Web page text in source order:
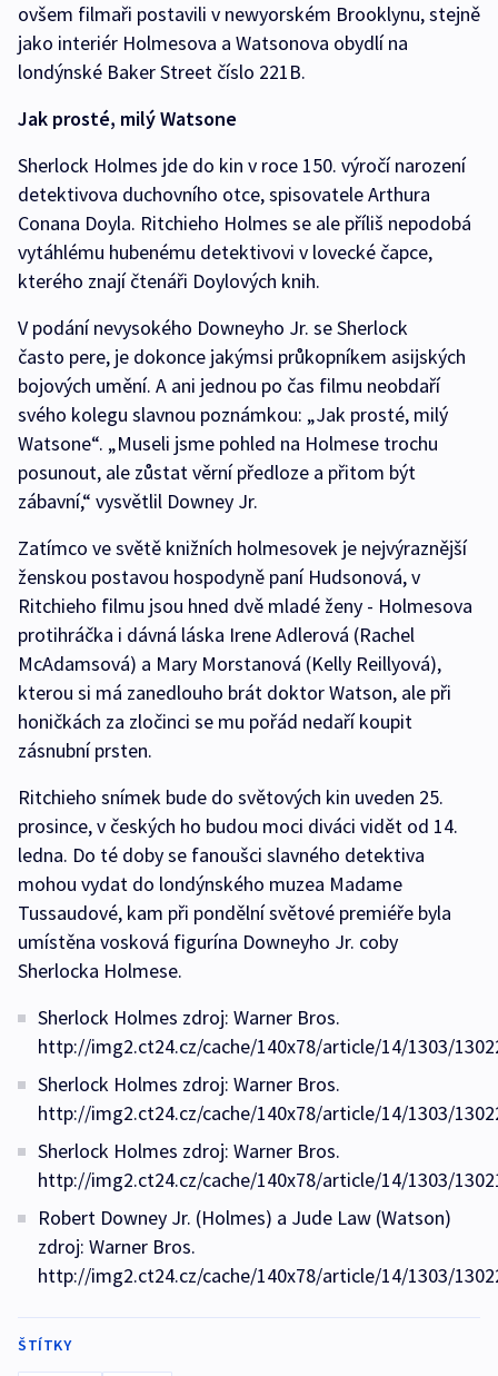
ovšem filmaři postavili v newyorském Brooklynu, stejně
jako interiér Holmesova a Watsonova obydlí na
londýnské Baker Street číslo 221B.
Jak prosté, milý Watsone
Sherlock Holmes jde do kin v roce 150. výročí narození
detektivova duchovního otce, spisovatele Arthura
Conana Doyla. Ritchieho Holmes se ale příliš nepodobá
vytáhlému hubenému detektivovi v lovecké čapce,
kterého znají čtenáři Doylových knih.
V podání nevysokého Downeyho Jr. se Sherlock
často pere, je dokonce jakýmsi průkopníkem asijských
bojových umění. A ani jednou po čas filmu neobdaří
svého kolegu slavnou poznámkou: „Jak prosté, milý
Watsone“. „Museli jsme pohled na Holmese trochu
posunout, ale zůstat věrní předloze a přitom být
zábavní,“ vysvětlil Downey Jr.
Zatímco ve světě knižních holmesovek je nejvýraznější
ženskou postavou hospodyně paní Hudsonová, v
Ritchieho filmu jsou hned dvě mladé ženy - Holmesova
protihráčka i dávná láska Irene Adlerová (Rachel
McAdamsová) a Mary Morstanová (Kelly Reillyová),
kterou si má zanedlouho brát doktor Watson, ale při
honičkách za zločinci se mu pořád nedaří koupit
zásnubní prsten.
Ritchieho snímek bude do světových kin uveden 25.
prosince, v českých ho budou moci diváci vidět od 14.
ledna. Do té doby se fanoušci slavného detektiva
mohou vydat do londýnského muzea Madame
Tussaudové, kam při pondělní světové premiéře byla
umístěna vosková figurína Downeyho Jr. coby
Sherlocka Holmese.
Sherlock Holmes zdroj: Warner Bros.
http://img2.ct24.cz/cache/140x78/article/14/1303/
Sherlock Holmes zdroj: Warner Bros.
http://img2.ct24.cz/cache/140x78/article/14/1303/
Sherlock Holmes zdroj: Warner Bros.
http://img2.ct24.cz/cache/140x78/article/14/1303/
Robert Downey Jr. (Holmes) a Jude Law (Watson)
zdroj: Warner Bros.
http://img2.ct24.cz/cache/140x78/article/14/1303/
ŠTÍTKY